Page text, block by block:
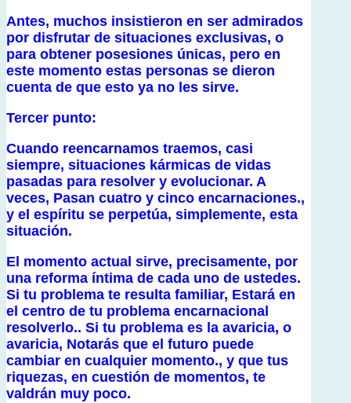
Antes, muchos insistieron en ser admirados
por disfrutar de situaciones exclusivas, o
para obtener posesiones únicas, pero en
este momento estas personas se dieron
cuenta de que esto ya no les sirve.
Tercer punto:
Cuando reencarnamos traemos, casi
siempre, situaciones kármicas de vidas
pasadas para resolver y evolucionar. A
veces, Pasan cuatro y cinco encarnaciones.,
y el espíritu se perpetúa, simplemente, esta
situación.
El momento actual sirve, precisamente, por
una reforma íntima de cada uno de ustedes.
Si tu problema te resulta familiar, Estará en
el centro de tu problema encarnacional
resolverlo.. Si tu problema es la avaricia, o
avaricia, Notarás que el futuro puede
cambiar en cualquier momento., y que tus
riquezas, en cuestión de momentos, te
valdrán muy poco.